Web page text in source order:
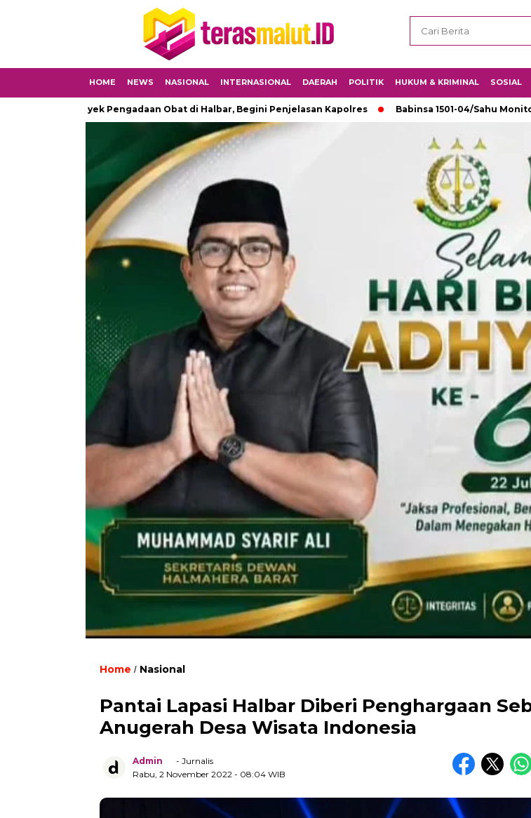
HOME NEWS NASIONAL INTERNASIONAL DAERAH POLITIK HUKUM & KRIMINAL SOSIAL
Proyek Pengadaan Obat di Halbar, Begini Penjelasan Kapolres Babinsa 1501-04/Sahu Monitoring
Home / Nasional
Pantai Lapasi Halbar Diberi Penghargaan
Anugerah Desa Wisata Indonesia
Admin
- Jurnalis
Rabu, 2 November 2022 - 08:04 WIB